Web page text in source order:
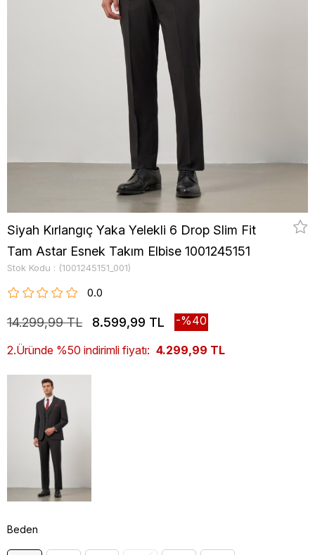
Siyah Kırlangıç Yaka Yelekli 6 Drop Slim Fit
Tam Astar Esnek Takım Elbise 1001245151
Stok Kodu (1001245151_001)
0.0
14.299,99 TL 8.599,99 TL 40
2.Üründe %50 indirimli fiyatı: 4.299,99 TL
Beden